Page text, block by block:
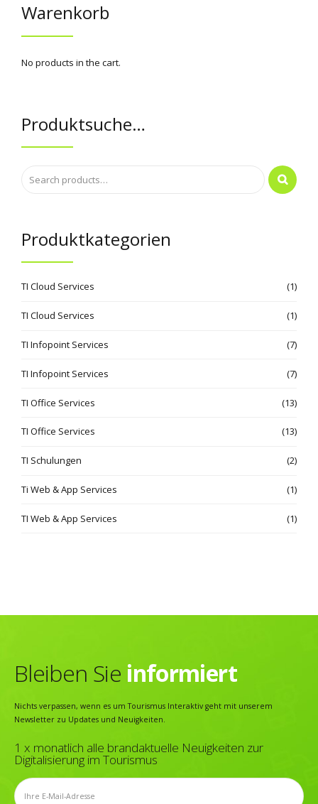
Warenkorb
No products in the cart.
Produktsuche…
Produktkategorien
TI Cloud Services (1)
TI Cloud Services (1)
TI Infopoint Services (7)
TI Infopoint Services (7)
TI Office Services (13)
TI Office Services (13)
TI Schulungen (2)
Ti Web & App Services (1)
TI Web & App Services (1)
Bleiben Sie informiert
Nichts verpassen, wenn es um Tourismus Interaktiv geht mit unserem
Newsletter zu Updates und Neuigkeiten.
1 x monatlich alle brandaktuelle Neuigkeiten zur
Digitalisierung im Tourismus